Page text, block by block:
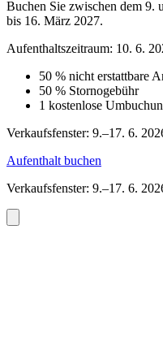
Buchen Sie zwischen dem 9.
bis 16. März 2027.
Aufenthaltszeitraum: 10. 6.
50 % nicht erstattbare
50 % Stornogebühr
1 kostenlose
Verkaufsfenster: 9.–17. 6.
Aufenthalt buchen
Verkaufsfenster: 9.–17. 6.